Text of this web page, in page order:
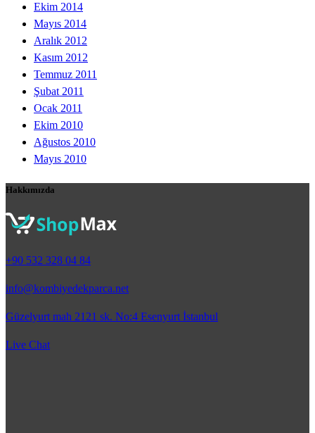
Ekim 2014
Mayıs 2014
Aralık 2012
Kasım 2012
Temmuz 2011
Şubat 2011
Ocak 2011
Ekim 2010
Ağustos 2010
Mayıs 2010
Hakkımızda
+90 532 328 04 84
info@kombiyedekparca.net
Güzelyurt mah 2121 sk. No:4 Esenyurt İstanbul
Live Chat